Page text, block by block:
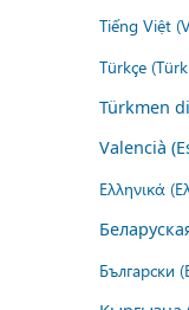
Tiếng Việt
Türkçe
Türkmen
Valencià
Ελληνικά
Български